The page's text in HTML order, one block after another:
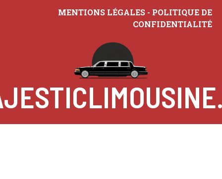
MENTIONS LÉGALES - POLITIQUE DE
CONFIDENTIALITÉ